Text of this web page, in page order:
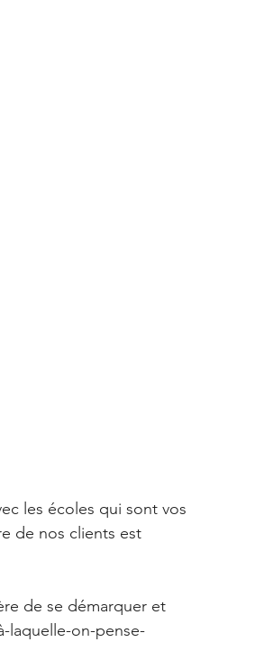
les écoles qui sont vos
de nos clients est
de se démarquer et
laquelle-on-pense-